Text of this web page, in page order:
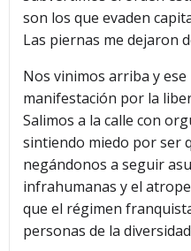
son los que evaden
Las piernas me dejaron
Nos vinimos arriba y
manifestación por la
Salimos a la calle con
sintiendo miedo por ser
negándonos a seguir
infrahumanas y el
que el régimen
personas de la